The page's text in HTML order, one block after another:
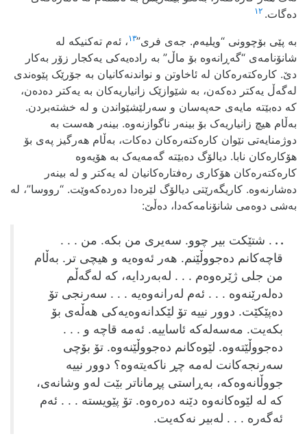
ده‌گات. ١٢
به‌ پێی بۆچوونی “ویلیه‌م. جه‌ی فری”١٣، ئه‌م‌ ته‌کنیکه‌‌‌ له‌
شانۆنامه‌ی “گه‌ڕانه‌وه‌ بۆ ماڵ” به‌ راده‌یه‌کی یه‌کجار زۆر به‌کار
دێ. کاره‌کته‌ره‌کان له‌ ئاخاوتن و نواندنه‌کانیان به‌ جۆرێک پێوه‌ندی
له‌گه‌ڵ یه‌کتر ده‌که‌ن، به‌ شێوازێک زانیاریه‌کان به‌ یه‌کتر ده‌ده‌ن،
که‌ ده‌بێته‌ مایه‌ی حه‌په‌سان و سه‌رلێشێواندن و له‌ خشته‌بردن.
به‌ڵام هیچ زانیاریه‌ک بۆ بینه‌ر ناگوازنه‌وه‌. بینه‌ر هه‌ست به‌
دوژمنایه‌تی نێوان کاره‌کته‌ره‌کان ده‌کات، به‌ڵام هه‌رگیز په‌ی بۆ
هۆکاره‌کان نابا. دیالۆگ ده‌بێته‌ گه‌مه‌یه‌ک به‌ هۆیه‌وه‌
کاره‌کته‌ره‌کان هۆکاری ره‌فتاره‌کانیان له‌ یه‌کتر و له‌ بینه‌ر
ده‌شارنه‌وه‌. کاریگه‌رێتی دیالۆگ لێره‌دا ده‌رده‌که‌وێت. “رووسا”، له‌
به‌شی دوه‌می شانۆنامه‌که‌دا، ده‌ڵێ:
. . . شتێکت بیر چوو. سه‌یری من بکه‌. من . . .
قاچه‌کانم ده‌جووڵێنم. هه‌ر ئه‌وه‌یه ‌و هیچی تر. به‌ڵام
من جلی ژێره‌وه‌م . . . له‌به‌ردایه‌، که‌ له‌گه‌ڵم
ده‌له‌رێنه‌وه‌ . . . ئه‌م له‌رانه‌وه‌یه‌ . . . سه‌رنجی تۆ
ده‌پێکێت. دوور نییه‌ تۆ لێکدانه‌وه‌یه‌کی هه‌ڵه‌ی بۆ
بکه‌یت. مه‌سه‌له‌که‌ ئاساییه‌‌. ئه‌مه‌ قاچه ‌و . . .
ده‌جووڵێته‌وه.‌ لێوه‌کانم ده‌جووڵێنه‌وه‌. تۆ بۆچی
سه‌رنجه‌کانت له‌مه‌ چڕ ناکه‌یته‌وه‌؟ دوور نییه‌
جووڵانه‌وه‌که‌، به‌ڕاستی پڕماناتر بێت له‌و وشانه‌ی،
که‌ له‌ لێوه‌کانه‌وه‌ دێنه‌ ده‌ره‌وه‌. تۆ پێویسته‌ . . . ئه‌م
ئه‌گه‌ره‌ . . . له‌بیر نه‌که‌یت.